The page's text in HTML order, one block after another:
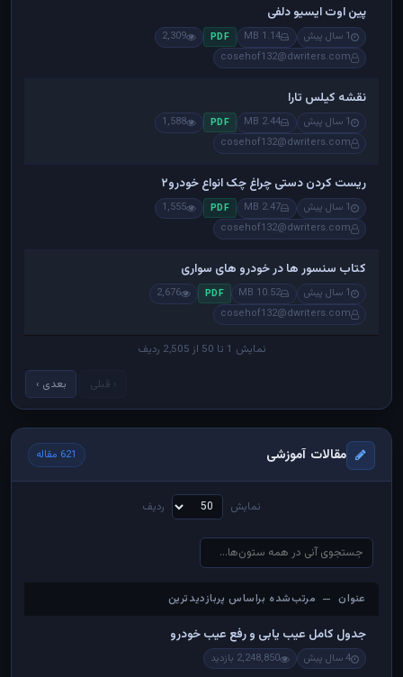
پین اوت ایسیو دلفی
1 سال پیش 1.14 MB
PDF
2,309
cosehof132@dwriters.com
نقشه کیلس تارا
1 سال پیش 2.44 MB
PDF
1,588
cosehof132@dwriters.com
ریست کردن دستی چراغ چک انواع خودرو۲
1 سال پیش 2.47 MB
PDF
1,555
cosehof132@dwriters.com
کتاب سنسور ها در خودرو های سواری
1 سال پیش 10.52 MB
PDF
2,676
cosehof132@dwriters.com
نمایش 1 تا 50 از 2,505 ردیف
‹ قبلی بعدی ›
مقالات آموزشی 621 مقاله
نمایش ردیف
عنوان — مرتب‌شده براساس پربازدیدترین
عنوان — مرتب‌شده براساس پربازدیدترین
جدول کامل عیب یابی و رفع عیب خودرو
4 سال پیش 2,248,850 بازدید